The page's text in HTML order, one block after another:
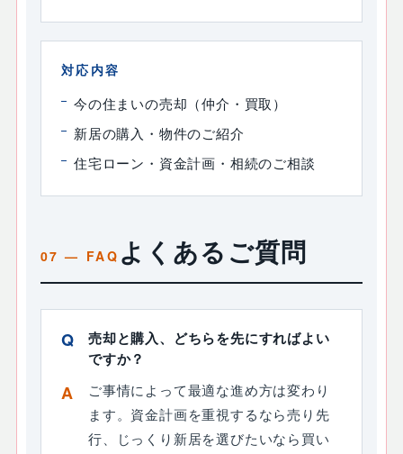
対応内容
今の住まいの売却（仲介・買取）
新居の購入・物件のご紹介
住宅ローン・資金計画・相続のご相談
よくあるご質問
売却と購入、どちらを先にすればよい
ですか？
ご事情によって最適な進め方は変わり
ます。資金計画を重視するなら売り先
行、じっくり新居を選びたいなら買い